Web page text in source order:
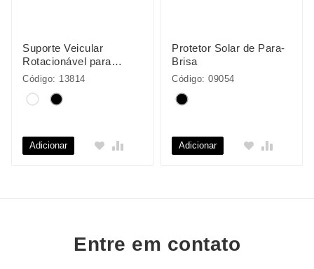
Suporte Veicular
Rotacionável para
Celular
Código: 13814
Adicionar
Protetor Solar de Para-
Brisa
Código: 09054
Adicionar
Entre em contato